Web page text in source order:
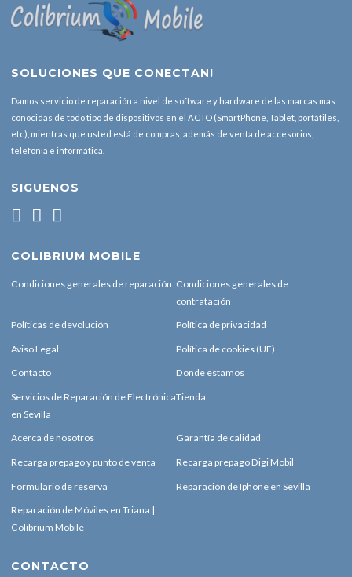
SOLUCIONES QUE CONECTAN!
Damos servicio de reparación a nivel de software y hardware de las marcas mas
conocidas de todo tipo de dispositivos en el ACTO (SmartPhone, Tablet, portátiles,
etc), mientras que usted está de compras, además de venta de accesorios,
telefonía e informática.
SIGUENOS
COLIBRIUM MOBILE
Condiciones generales de reparación Condiciones generales de
contratación
Políticas de devolución Política de privacidad
Aviso Legal Política de cookies (UE)
Contacto Donde estamos
Servicios de Reparación de Electrónica
en Sevilla
Tienda
Acerca de nosotros Garantía de calidad
Recarga prepago y punto de venta Recarga prepago Digi Mobil
Formulario de reserva Reparación de Iphone en Sevilla
Reparación de Móviles en Triana |
Colibrium Mobile
CONTACTO